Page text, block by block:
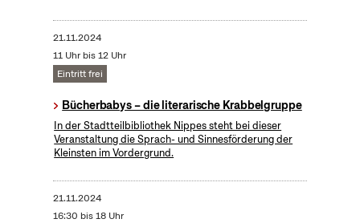
21.11.2024
11 Uhr bis 12 Uhr
Eintritt frei
Bücherbabys – die literarische Krabbelgruppe
In der Stadtteilbibliothek Nippes steht bei dieser
Veranstaltung die Sprach- und Sinnesförderung der
Kleinsten im Vordergrund.
21.11.2024
16:30 bis 18 Uhr